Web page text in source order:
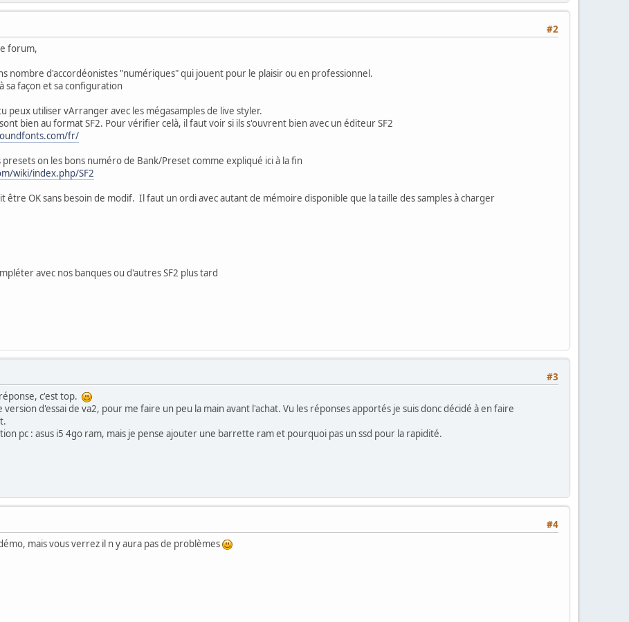
#2
forum,
nombre d'accordéonistes "numériques" qui jouent pour le plaisir ou en professionnel.
sa façon et sa configuration
peux utiliser vArranger avec les mégasamples de live styler.
bien au format SF2. Pour vérifier celà, il faut voir si ils s'ouvrent bien avec un éditeur SF2
fr/
presets on les bons numéro de Bank/Preset comme expliqué ici à la fin
wiki/index.php/SF2
être OK sans besoin de modif. Il faut un ordi avec autant de mémoire disponible que la taille des samples à charger
avec nos banques ou d'autres SF2 plus tard
#3
c'est top.
version d'essai de va2, pour me faire un peu la main avant l'achat. Vu les réponses apportés je suis donc décidé à en faire
pc : asus i5 4go ram, mais je pense ajouter une barrette ram et pourquoi pas un ssd pour la rapidité.
#4
mais vous verrez il n y aura pas de problèmes